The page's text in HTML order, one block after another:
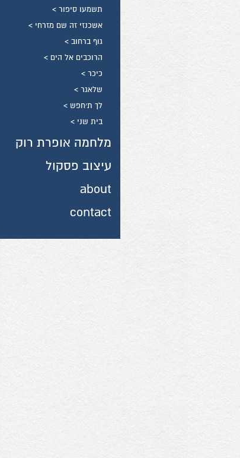
תשמעו סיפור >
אשכנזי זה שם מזרחי >
גוף ברחוב >
הרוכבים אל הים >
כיכר >
שלאגר >
לך ת׳חפש >
בית שני >
מלחמה אופרת רוק
עיצוב פסקול
about
contact